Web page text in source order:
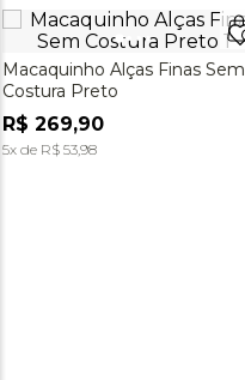
Macaquinho Alças Finas Sem
Costura Preto
R$ 269,90
5x de R$ 53,98